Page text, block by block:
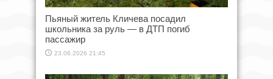
Пьяный житель Кличева посадил
школьника за руль — в ДТП погиб
пассажир
23.06.2026 21:45